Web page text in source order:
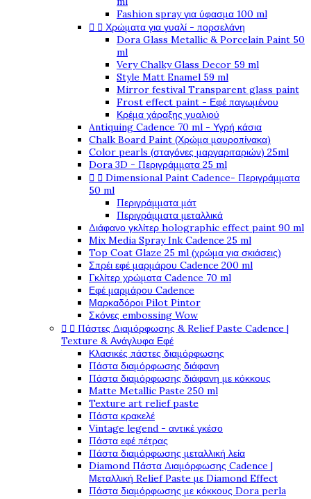
Fashion spray για ύφασμα 100 ml
  Χρώματα για γυαλί - πορσελάνη
Dora Glass Metallic & Porcelain Paint 50
ml
Very Chalky Glass Decor 59 ml
Style Matt Enamel 59 ml
Mirror festival Transparent glass paint
Frost effect paint - Εφέ παγωμένου
Κρέμα χάραξης γυαλιού
Antiquing Cadence 70 ml - Υγρή κάσια
Chalk Board Paint (Χρώμα μαυροπίνακα)
Color pearls (σταγόνες μαργαριταριών) 25ml
Dora 3D - Περιγράμματα 25 ml
  Dimensional Paint Cadence- Περιγράμματα
50 ml
Περιγράμματα μάτ
Περιγράμματα μεταλλικά
Διάφανο γκλίτερ holographic effect paint 90 ml
Mix Media Spray Ink Cadence 25 ml
Top Coat Glaze 25 ml (χρώμα για σκιάσεις)
Σπρέι εφέ μαρμάρου Cadence 200 ml
Γκλίτερ χρώματα Cadence 70 ml
Εφέ μαρμάρου Cadence
Μαρκαδόροι Pilot Pintor
Σκόνες embossing Wow
  Πάστες Διαμόρφωσης & Relief Paste Cadence |
Texture & Ανάγλυφα Εφέ
Κλασικές πάστες διαμόρφωσης
Πάστα διαμόρφωσης διάφανη
Πάστα διαμόρφωσης διάφανη με κόκκους
Matte Metallic Paste 250 ml
Texture art relief paste
Πάστα κρακελέ
Vintage legend - αντικέ γκέσο
Πάστα εφέ πέτρας
Πάστα διαμόρφωσης μεταλλική λεία
Diamond Πάστα Διαμόρφωσης Cadence |
Μεταλλική Relief Paste με Diamond Effect
Πάστα διαμόρφωσης με κόκκους Dora perla